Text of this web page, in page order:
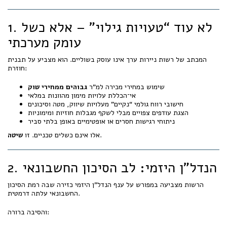
1. לא עוד “טעויות גילוי” – אלא כשל
עומק מערכתי
המכתב של רשות ניירות ערך אינו עוסק בשוליים. הוא מצביע על תבנית
חוזרת:
שימוש במחירי מכירה למ"ר גבוהים ממחירי שוק
אי־הכללת עלויות מימון מהוונות במלאי
חישובי רווח גולמי “נקיים” מעלויות שיווק, מטה וסיכונים
הצגת עודפים צפויים מבלי לשקף מגבלות חוזיות ומימוניות
ניתוחי רגישות חסרים או אופטימיים באופן בלתי סביר
אלו אינם כשלים טכניים. זו שיטה .
2. הנדל"ן היזמי: לב הסיכון החשבונאי
הרשות מצביעה במפורש על ענף הנדל"ן היזמי כזירה שבה רמת הסיכון
החשבונאי עלתה דרמטית.
והסיבה ברורה: